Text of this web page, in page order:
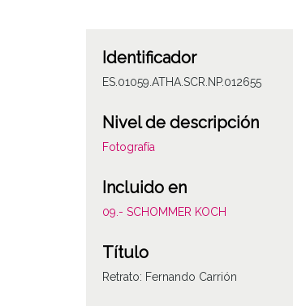
Identificador
ES.01059.ATHA.SCR.NP.012655
Nivel de descripción
Fotografía
Incluido en
09.- SCHOMMER KOCH
Título
Retrato: Fernando Carrión